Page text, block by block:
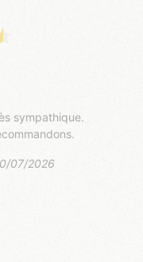
sympathique.
07/2026